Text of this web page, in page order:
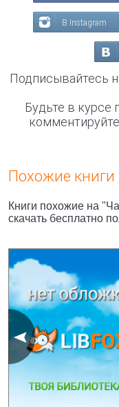
В Instagram
Подписывайтесь
Будьте в курсе
Похожие
Книги похожие на
скачать бесплатно